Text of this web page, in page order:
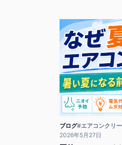
ブログ#エアコンクリ
2026年5月27日